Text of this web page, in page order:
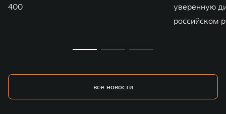
400
уверенную
российском
все новости